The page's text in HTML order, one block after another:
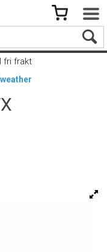
fri frakt